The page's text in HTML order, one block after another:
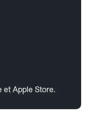
et Apple Store.